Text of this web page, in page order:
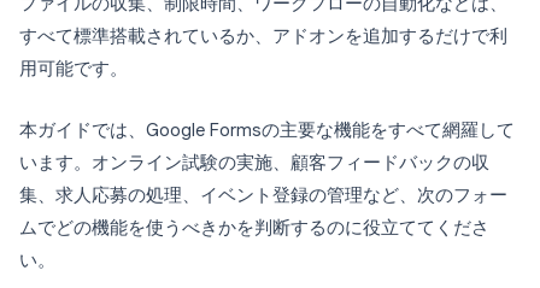
すべて標準搭載されているか、アドオンを追加するだけで利
用可能です。
本ガイドでは、Google Formsの主要な機能をすべて網羅して
います。オンライン試験の実施、顧客フィードバックの収
集、求人応募の処理、イベント登録の管理など、次のフォー
ムでどの機能を使うべきかを判断するのに役立ててくださ
い。